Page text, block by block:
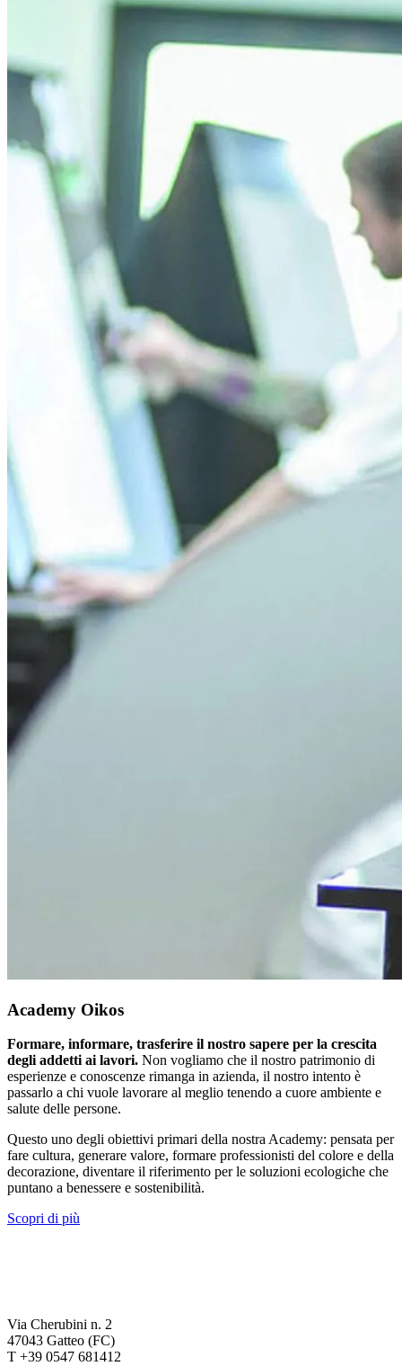
Academy Oikos
Formare, informare, trasferire il nostro sapere per la crescita
degli addetti ai lavori. Non vogliamo che il nostro patrimonio di
esperienze e conoscenze rimanga in azienda, il nostro intento è
passarlo a chi vuole lavorare al meglio tenendo a cuore ambiente e
salute delle persone.
Questo uno degli obiettivi primari della nostra Academy: pensata per
fare cultura, generare valore, formare professionisti del colore e della
decorazione, diventare il riferimento per le soluzioni ecologiche che
puntano a benessere e sostenibilità.
Scopri di più
Via Cherubini n. 2
47043 Gatteo (FC)
T +39 0547 681412